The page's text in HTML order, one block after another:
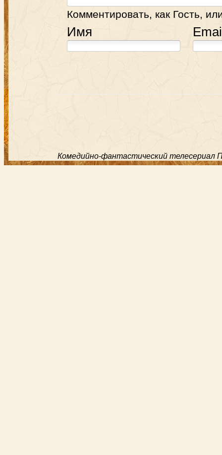
Комментировать, как Гость,
Имя
Комедийно-фантастический телесериал